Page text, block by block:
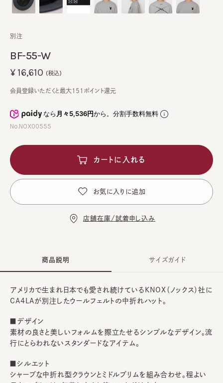
BF-55-W
別注
なら月々5,536円から。分割手数料無料
No.NOX00555
¥16,610 (税込)
会員登録いただくと最大151ポイント還元
カートに入れる
お気に入りに追加
店舗在庫/試着申し込み
商品説明
アメリカで生まれ日本でも愛され続けているKNOX（ノックス）社に
CA4LAが別注したウールフェルトの中折れハット。
■デザイン
素材の良さと美しいフォルムを際立たせるシンプルなデザイン。流
行にとらわれないスタンダードなアイテム。
■シルエット
シャープな中折れ型クラウンとミドルブリムを組み合わせ。程よい
サイズガイド